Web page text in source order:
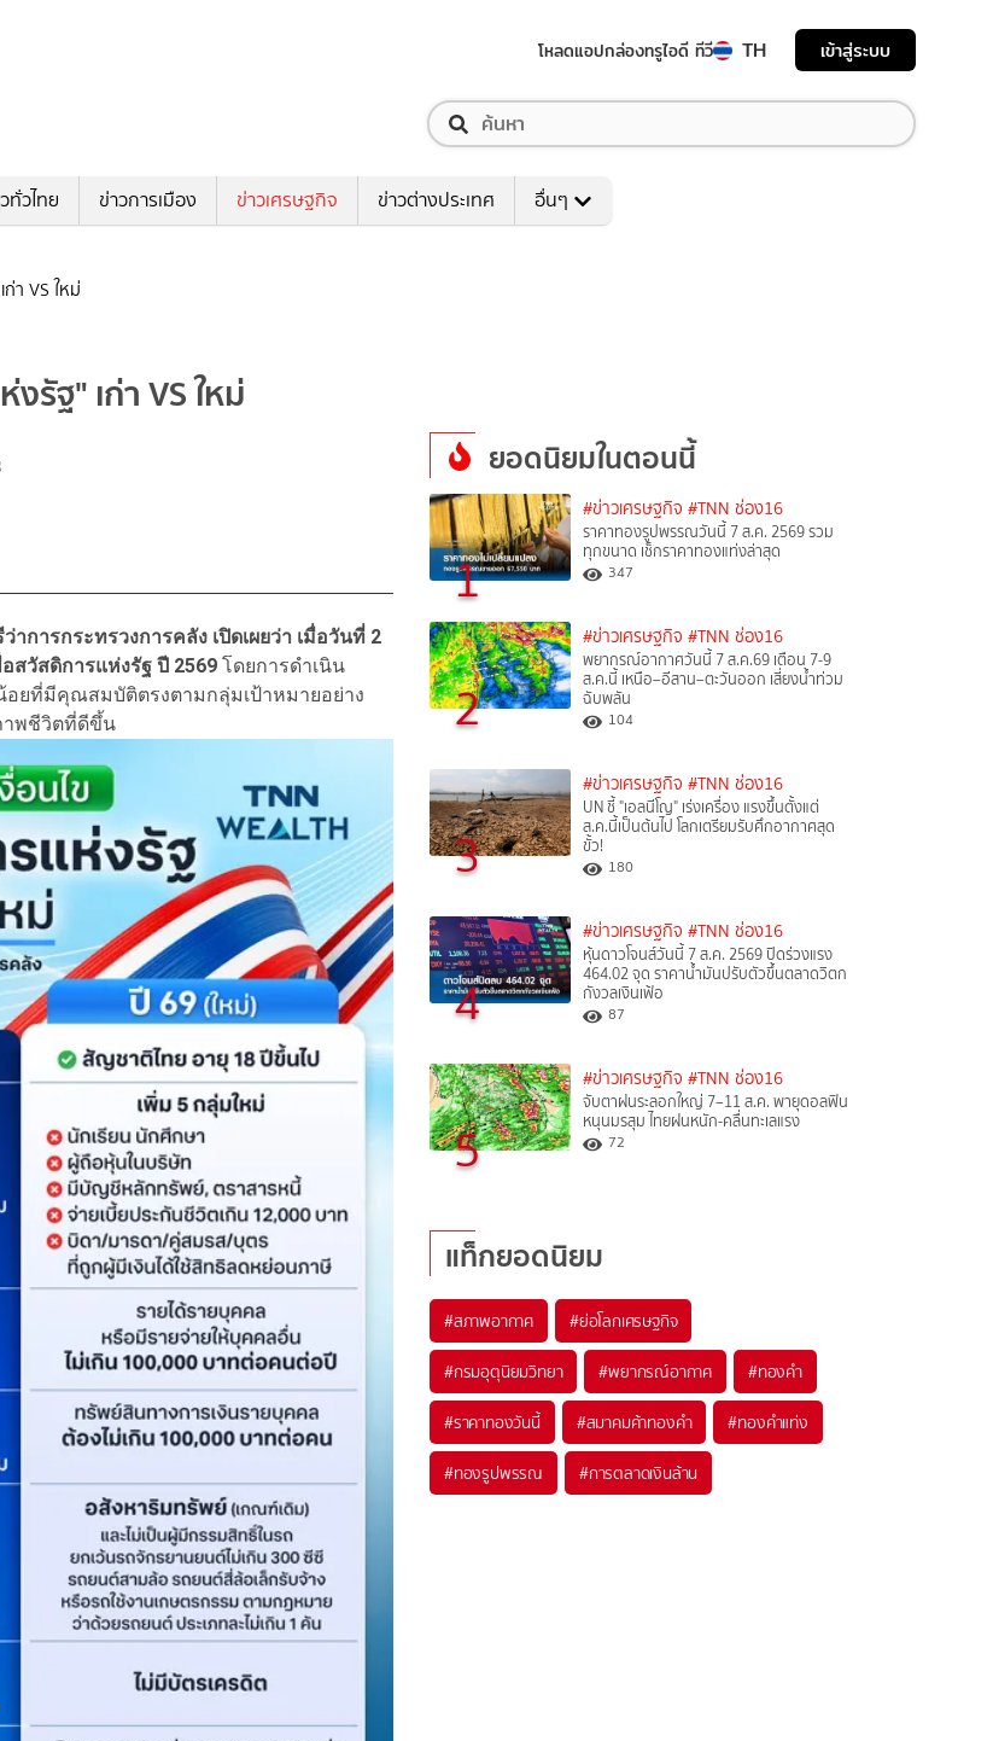
โหลดแอปกล่องทรูไอดี ทีวี TH เข้าสู่ระบบ
ทั่วไทย ข่าวการเมือง ข่าวเศรษฐกิจ ข่าวต่างประเทศ อื่นๆ
า VS ใหม่
รัฐ" เก่า VS ใหม่
ารกระทรวงการคลัง เปิดเผยว่า เมื่อวันที่ 2
สวัสดิการแห่งรัฐ ปี 2569 โดยการดำเนิน
อยที่มีคุณสมบัติตรงตามกลุ่มเป้าหมายอย่าง
าพชีวิตที่ดีขึ้น
ยอดนิยมในตอนนี้
1
#ข่าวเศรษฐกิจ #TNN ช่อง16
ราคาทองรูปพรรณวันนี้ 7 ส.ค. 2569 รวม
ทุกขนาด เช็กราคาทองแท่งล่าสุด
347
2
#ข่าวเศรษฐกิจ #TNN ช่อง16
พยากรณ์อากาศวันนี้ 7 ส.ค.69 เตือน 7-9
ส.ค.นี้ เหนือ–อีสาน–ตะวันออก เสี่ยงน้ำท่วม
ฉับพลัน
104
3
#ข่าวเศรษฐกิจ #TNN ช่อง16
UN ชี้ "เอลนีโญ" เร่งเครื่อง แรงขึ้นตั้งแต่
ส.ค.นี้เป็นต้นไป โลกเตรียมรับศึกอากาศสุด
ขั้ว!
180
4
#ข่าวเศรษฐกิจ #TNN ช่อง16
หุ้นดาวโจนส์วันนี้ 7 ส.ค. 2569 ปิดร่วงแรง
464.02 จุด ราคาน้ำมันปรับตัวขึ้นตลาดวิตก
กังวลเงินเฟ้อ
87
5
#ข่าวเศรษฐกิจ #TNN ช่อง16
จับตาฝนระลอกใหญ่ 7–11 ส.ค. พายุดอลฟิน
หนุนมรสุม ไทยฝนหนัก-คลื่นทะเลแรง
72
แท็กยอดนิยม
#สภาพอากาศ #ย่อโลกเศรษฐกิจ
#กรมอุตุนิยมวิทยา #พยากรณ์อากาศ #ทองคำ
#ราคาทองวันนี้ #สมาคมค้าทองคำ #ทองคำแท่ง
#ทองรูปพรรณ #การตลาดเงินล้าน